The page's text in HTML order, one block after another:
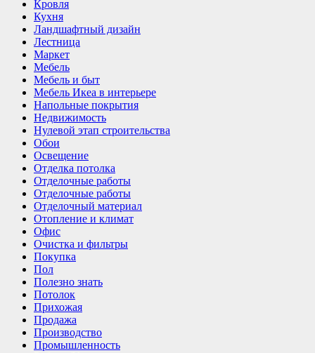
Кровля
Кухня
Ландшафтный дизайн
Лестница
Маркет
Мебель
Мебель и быт
Мебель Икеа в интерьере
Напольные покрытия
Недвижимость
Нулевой этап строительства
Обои
Освещение
Отделка потолка
Отделочные работы
Отделочные работы
Отделочный материал
Отопление и климат
Офис
Очистка и фильтры
Покупка
Пол
Полезно знать
Потолок
Прихожая
Продажа
Производство
Промышленность